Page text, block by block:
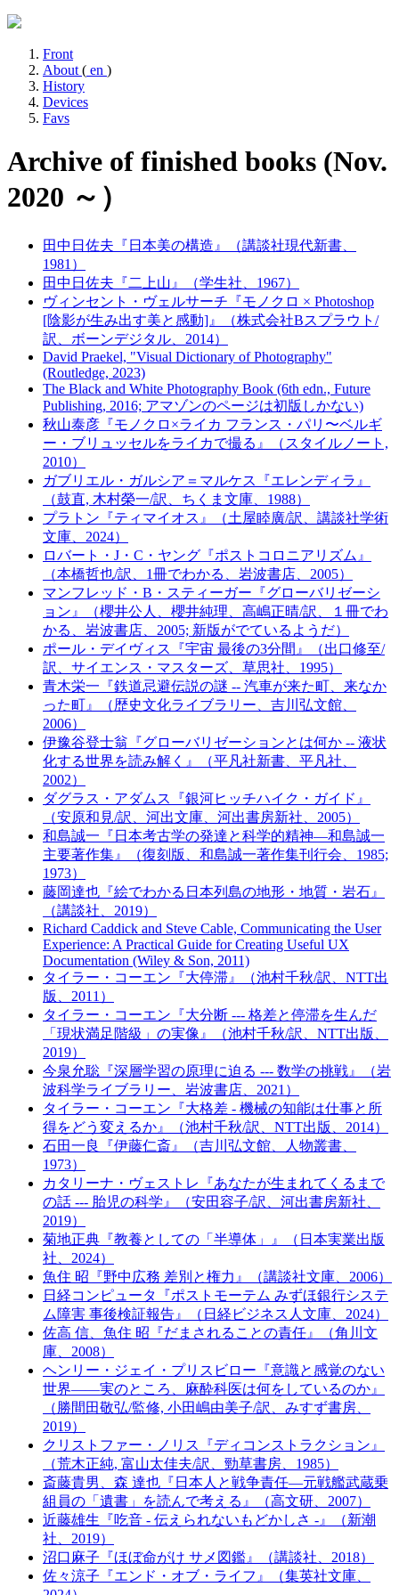
Front
About ( en )
History
Devices
Favs
Archive of finished books (Nov.
2020 ～）
田中日佐夫『日本美の構造』（講談社現代新書、
1981）
田中日佐夫『二上山』（学生社、1967）
ヴィンセント・ヴェルサーチ『モノクロ × Photoshop
[陰影が生み出す美と感動]』（株式会社Bスプラウト/
訳、ボーンデジタル、2014）
David Praekel, "Visual Dictionary of Photography"
(Routledge, 2023)
The Black and White Photography Book (6th edn., Future
Publishing, 2016; アマゾンのページは初版しかない)
秋山泰彦『モノクロ×ライカ フランス・パリ〜ベルギ
ー・ブリュッセルをライカで撮る』（スタイルノート,
2010）
ガブリエル・ガルシア＝マルケス『エレンディラ』
（鼓直, 木村榮一/訳、ちくま文庫、1988）
プラトン『ティマイオス』（土屋睦廣/訳、講談社学術
文庫、2024）
ロバート・J・C・ヤング『ポストコロニアリズム』
（本橋哲也/訳、1冊でわかる、岩波書店、2005）
マンフレッド・B・スティーガー『グローバリゼーシ
ョン』（櫻井公人、櫻井純理、高嶋正晴/訳、１冊でわ
かる、岩波書店、2005; 新版がでているようだ）
ポール・デイヴィス『宇宙 最後の3分間』（出口修至/
訳、サイエンス・マスターズ、草思社、1995）
青木栄一『鉄道忌避伝説の謎 -- 汽車が来た町、来なか
った町』（歴史文化ライブラリー、吉川弘文館、
2006）
伊豫谷登士翁『グローバリゼーションとは何か -- 液状
化する世界を読み解く』（平凡社新書、平凡社、
2002）
ダグラス・アダムス『銀河ヒッチハイク・ガイド』
（安原和見/訳、河出文庫、河出書房新社、2005）
和島誠一『日本考古学の発達と科学的精神―和島誠一
主要著作集』（復刻版、和島誠一著作集刊行会、1985;
1973）
藤岡達也『絵でわかる日本列島の地形・地質・岩石』
（講談社、2019）
Richard Caddick and Steve Cable, Communicating the User
Experience: A Practical Guide for Creating Useful UX
Documentation (Wiley & Son, 2011)
タイラー・コーエン『大停滞』（池村千秋/訳、NTT出
版、2011）
タイラー・コーエン『大分断 --- 格差と停滞を生んだ
「現状満足階級」の実像』（池村千秋/訳、NTT出版、
2019）
今泉允聡『深層学習の原理に迫る --- 数学の挑戦』（岩
波科学ライブラリー、岩波書店、2021）
タイラー・コーエン『大格差 - 機械の知能は仕事と所
得をどう変えるか』（池村千秋/訳、NTT出版、2014）
石田一良『伊藤仁斎』（吉川弘文館、人物叢書、
1973）
カタリーナ・ヴェストレ『あなたが生まれてくるまで
の話 --- 胎児の科学』（安田容子/訳、河出書房新社、
2019）
菊地正典『教養としての「半導体」』（日本実業出版
社、2024）
魚住 昭『野中広務 差別と権力』（講談社文庫、2006）
日経コンピュータ『ポストモーテム みずほ銀行システ
ム障害 事後検証報告』（日経ビジネス人文庫、2024）
佐高 信、魚住 昭『だまされることの責任』（角川文
庫、2008）
ヘンリー・ジェイ・プリスビロー『意識と感覚のない
世界――実のところ、麻酔科医は何をしているのか』
（勝間田敬弘/監修, 小田嶋由美子/訳、みすず書房、
2019）
クリストファー・ノリス『ディコンストラクション』
（荒木正純, 富山太佳夫/訳、勁草書房、1985）
斎藤貴男、森 達也『日本人と戦争責任―元戦艦武蔵乗
組員の「遺書」を読んで考える』（高文研、2007）
近藤雄生『吃音 - 伝えられないもどかしさ -』（新潮
社、2019）
沼口麻子『ほぼ命がけ サメ図鑑』（講談社、2018）
佐々涼子『エンド・オブ・ライフ』（集英社文庫、